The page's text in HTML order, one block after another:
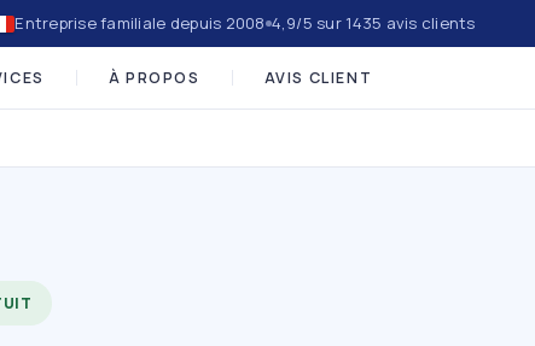
Entreprise familiale depuis 2008 4,9/5 sur 1435 avis clients
À PROPOS AVIS CLIENT